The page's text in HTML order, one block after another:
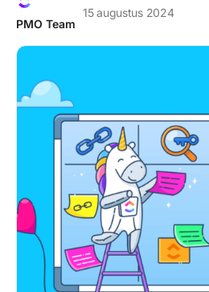
PMO Team
15 augustus 2024